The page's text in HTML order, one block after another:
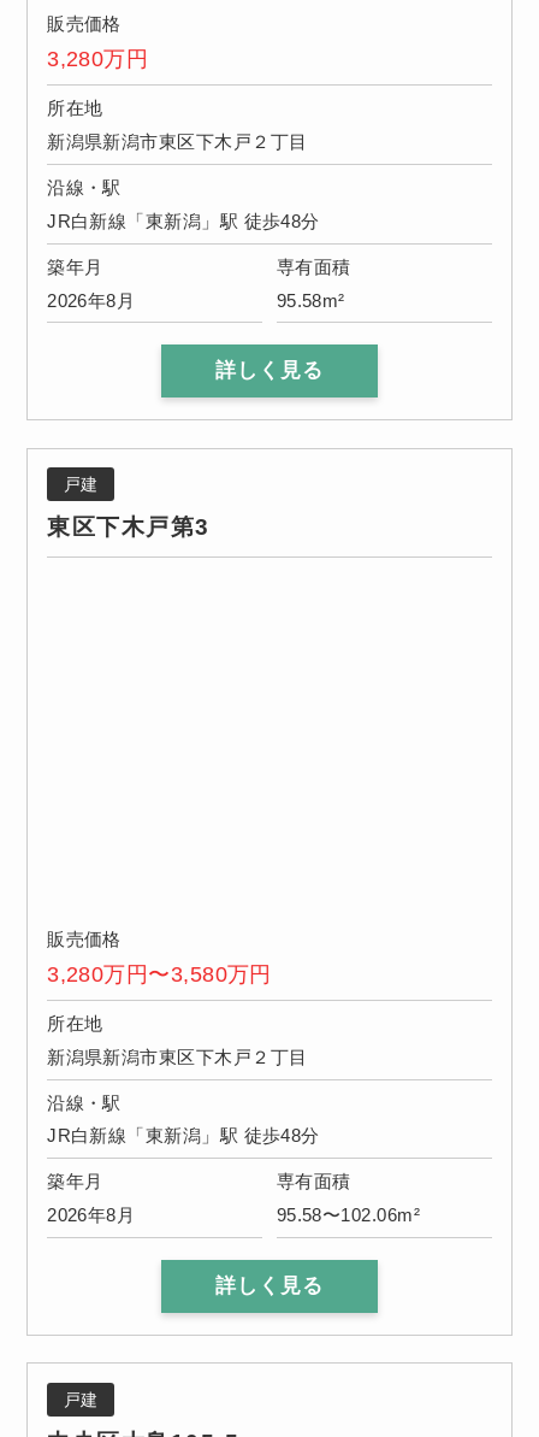
販売価格
3,280万円
所在地
新潟県新潟市東区下木戸２丁目
沿線・駅
JR白新線「東新潟」駅 徒歩48分
築年月
2026年8月
専有面積
95.58m²
詳しく見る
戸建
東区下木戸第3
販売価格
3,280万円〜3,580万円
所在地
新潟県新潟市東区下木戸２丁目
沿線・駅
JR白新線「東新潟」駅 徒歩48分
築年月
2026年8月
専有面積
95.58〜102.06m²
詳しく見る
戸建